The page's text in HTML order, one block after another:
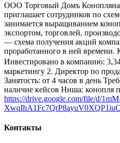
ООО Торговый Домъ
приглашает сотрудников по
занимается выращиванием
экспортом, торговлей,
— схема получения акций
проработанного в ней времени.
Инвестировано в компанию:
маркетингу 2. Директор по
Занятость: от 4 часов в день
наличие кейсов Ниша: конопля
https://drive.google.com/file/d/
Контакты